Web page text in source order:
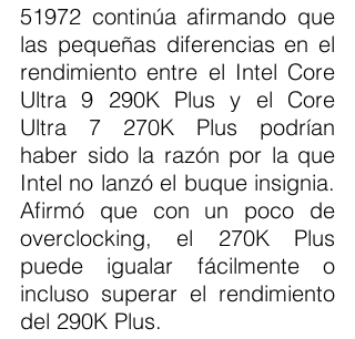
51972 continúa afirmando que
las pequeñas diferencias en el
rendimiento entre el Intel Core
Ultra 9 290K Plus y el Core
Ultra 7 270K Plus podrían
haber sido la razón por la que
Intel no lanzó el buque insignia.
Afirmó que con un poco de
overclocking, el 270K Plus
puede igualar fácilmente o
incluso superar el rendimiento
del 290K Plus.